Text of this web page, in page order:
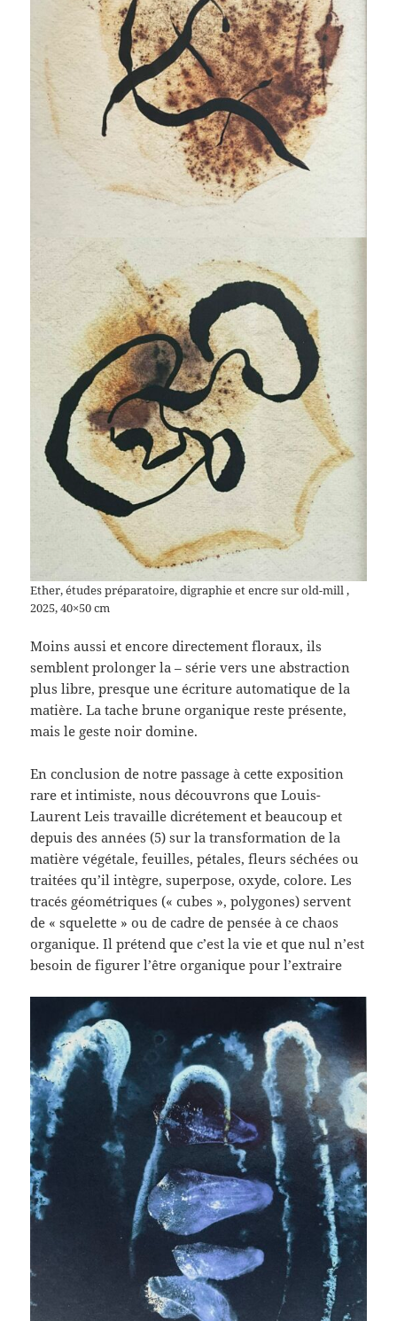
Ether, études préparatoire, digraphie et encre sur old-mill ,
2025, 40×50 cm
Moins aussi et encore directement floraux, ils
semblent prolonger la – série vers une abstraction
plus libre, presque une écriture automatique de la
matière. La tache brune organique reste présente,
mais le geste noir domine.
En conclusion de notre passage à cette exposition
rare et intimiste, nous découvrons que Louis-
Laurent Leis travaille dicrétement et beaucoup et
depuis des années (5) sur la transformation de la
matière végétale, feuilles, pétales, fleurs séchées ou
traitées qu’il intègre, superpose, oxyde, colore. Les
tracés géométriques (« cubes », polygones) servent
de « squelette » ou de cadre de pensée à ce chaos
organique. Il prétend que c’est la vie et que nul n’est
besoin de figurer l’être organique pour l’extraire